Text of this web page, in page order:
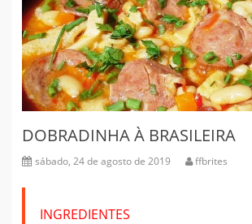
DOBRADINHA À BRASILEIRA
sábado, 24 de agosto de 2019 ffbrites
INGREDIENTES